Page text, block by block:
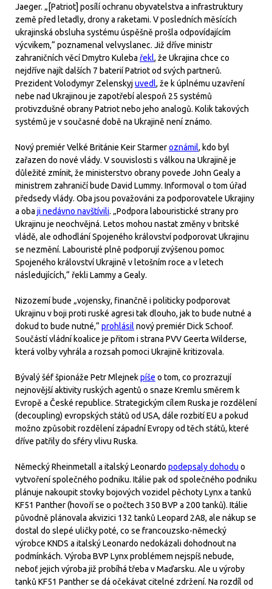
Jaeger. „[Patriot] posílí ochranu obyvatelstva a infrastruktury
země před letadly, drony a raketami. V posledních měsících
ukrajinská obsluha systému úspěšně prošla odpovídajícím
výcvikem,“ poznamenal velvyslanec. Již dříve ministr
zahraničních věcí Dmytro Kuleba řekl, že Ukrajina chce co
nejdříve najít dalších 7 baterií Patriot od svých partnerů.
Prezident Volodymyr Zelenskyjuvedl, že k úplnému uzavření
nebe nad Ukrajinou je zapotřebí alespoň 25 systémů
protivzdušné obrany Patriot nebo jeho analogů. Kolik takových
systémů je v současné době na Ukrajině není známo.
Nový premiér Velké Británie Keir Starmeroznámil, kdo byl
zařazen do nové vlády. V souvislosti s válkou na Ukrajině je
důležité zmínit, že ministerstvo obrany povede John Gealy a
ministrem zahraničí bude David Lummy. Informoval o tom úřad
předsedy vlády. Oba jsou považováni za podporovatele Ukrajiny
a oba ji nedávno navštívili. „Podpora labouristické strany pro
Ukrajinu je neochvějná. Letos mohou nastat změny v britské
vládě, ale odhodlání Spojeného království podporovat Ukrajinu
se nezmění. Labouristé plně podporují zvýšenou pomoc
Spojeného království Ukrajině v letošním roce a v letech
následujících,“ řekli Lammy a Gealy.
Nizozemí bude „vojensky, finančně i politicky podporovat
Ukrajinu v boji proti ruské agresi tak dlouho, jak to bude nutné a
dokud to bude nutné,“ prohlásil nový premiér Dick Schoof.
Součástí vládní koalice je přitom i strana PVV Geerta Wilderse,
která volby vyhrála a rozsah pomoci Ukrajině kritizovala.
Bývalý šéf špionáže Petr Mlejnekpíše o tom, co prozrazují
nejnovější aktivity ruských agentů o snaze Kremlu směrem k
Evropě a České republice. Strategickým cílem Ruska je rozdělení
(decoupling) evropských států od USA, dále rozbití EU a pokud
možno způsobit rozdělení západní Evropy od těch států, které
dříve patřily do sféry vlivu Ruska.
Německý Rheinmetall a italský Leonardo podepsaly dohodu o
vytvoření společného podniku. Itálie pak od společného podniku
plánuje nakoupit stovky bojových vozidel pěchoty Lynx a tanků
KF51 Panther (hovoří se o počtech 350 BVP a 200 tanků). Itálie
původně plánovala akvizici 132 tanků Leopard 2A8, ale nákup se
dostal do slepé uličky poté, co se francouzsko-německý
výrobce KNDS a italský Leonardo nedokázali dohodnout na
podmínkách. Výroba BVP Lynx problémem nejspíš nebude,
neboť jejich výroba již probíhá třeba v Maďarsku. Ale u výroby
tanků KF51 Panther se dá očekávat citelné zdržení. Na rozdíl od